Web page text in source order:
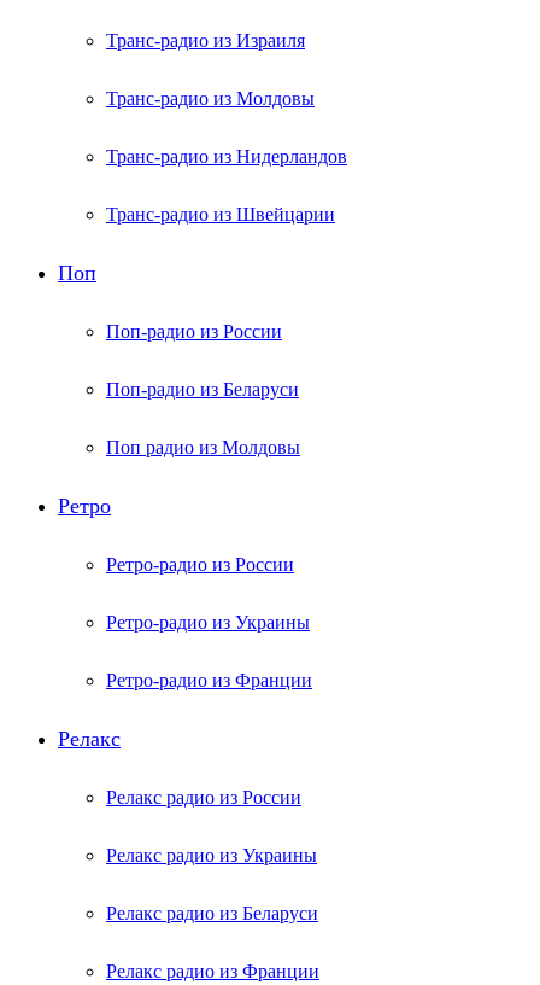
Транс-радио из Израиля
Транс-радио из Молдовы
Транс-радио из Нидерландов
Транс-радио из Швейцарии
Поп
Поп-радио из России
Поп-радио из Беларуси
Поп радио из Молдовы
Ретро
Ретро-радио из России
Ретро-радио из Украины
Ретро-радио из Франции
Релакс
Релакс радио из России
Релакс радио из Украины
Релакс радио из Беларуси
Релакс радио из Франции